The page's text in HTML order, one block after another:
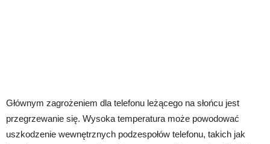
Głównym zagrożeniem dla telefonu leżącego na słońcu jest
przegrzewanie się. Wysoka temperatura może powodować
uszkodzenie wewnętrznych podzespołów telefonu, takich jak